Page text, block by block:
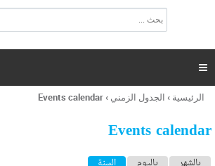
ت
ر
ل
ح
ب

أنت
هنا
الرئيسية › الجدول الزمني ›
Events calendar
Events calendar